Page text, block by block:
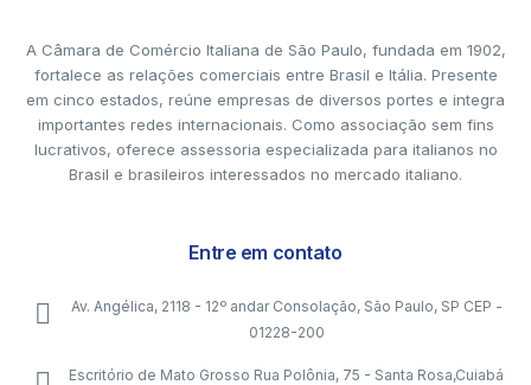
A Câmara de Comércio Italiana de São Paulo, fundada em 1902,
fortalece as relações comerciais entre Brasil e Itália. Presente
em cinco estados, reúne empresas de diversos portes e integra
importantes redes internacionais. Como associação sem fins
lucrativos, oferece assessoria especializada para italianos no
Brasil e brasileiros interessados no mercado italiano.
Entre em contato
Av. Angélica, 2118 - 12º andar Consolação, São Paulo, SP CEP -
01228-200
Escritório de Mato Grosso Rua Polônia, 75 - Santa Rosa,Cuiabá